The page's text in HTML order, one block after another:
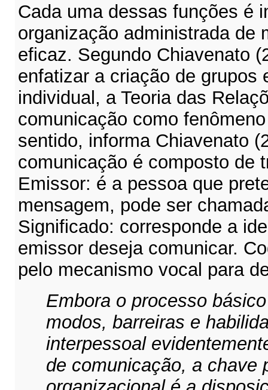
Cada uma dessas funções é
organização administrada de
eficaz. Segundo Chiavenato
enfatizar a criação de grupos
individual, a Teoria das
comunicação como
sentido, informa Chiavenato
comunicação é composto de
Emissor: é a pessoa que
mensagem, pode ser
Significado: corresponde a
emissor deseja comunicar.
pelo mecanismo vocal para
Embora o processo
modos, barreiras e
interpessoal
de comunicação, a chave